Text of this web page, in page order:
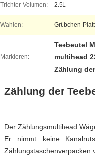
Trichter-Volumen: 2.5L
Wahlen: Grübchen-
Markieren:
Teebeutel
multihead
Zählung
Zählung der
Der Zählungsmultihead
Er nimmt keine
Zählungstaschenverpacken